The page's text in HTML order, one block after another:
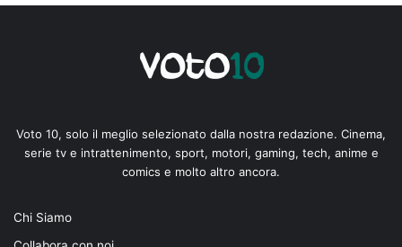
Voto 10, solo il meglio selezionato dalla nostra redazione. Cinema,
serie tv e intrattenimento, sport, motori, gaming, tech, anime e
comics e molto altro ancora.
Chi Siamo